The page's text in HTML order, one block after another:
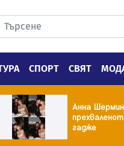
СПОРТ СВЯТ
Анна Шермин
гадже